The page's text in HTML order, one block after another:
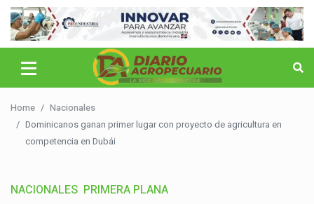
Home
Nacionales
Dominicanos ganan primer lugar con proyecto de agricultura en
competencia en Dubái
NACIONALES PRIMERA PLANA